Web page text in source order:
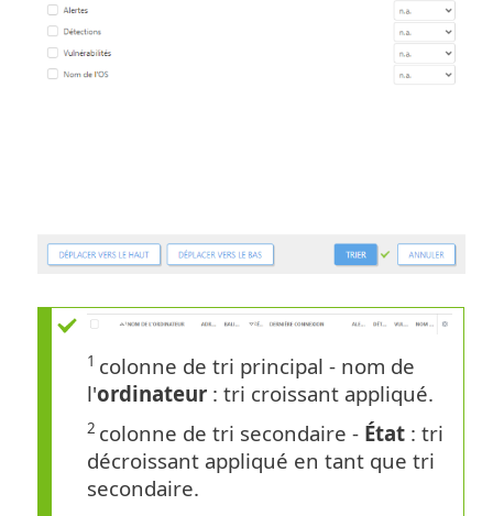
1 colonne de tri principal - nom de
l'ordinateur : tri croissant appliqué.
2 colonne de tri secondaire - État : tri
décroissant appliqué en tant que tri
secondaire.